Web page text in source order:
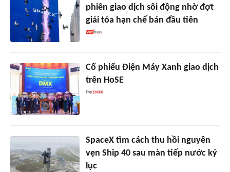
phiên giao dịch sôi động nhờ đợt
giải tỏa hạn chế bán đầu tiên
Cổ phiếu Điện Máy Xanh giao dịch
trên HoSE
SpaceX tìm cách thu hồi nguyên
vẹn Ship 40 sau màn tiếp nước kỷ
lục